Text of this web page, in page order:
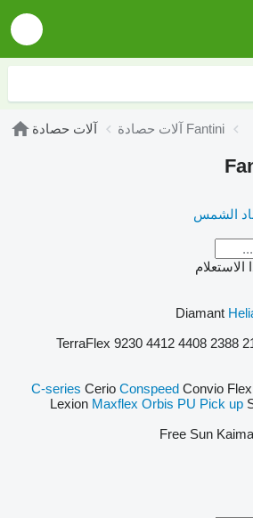
آلات حصادة آلات حصادة Fantini
الشمس
الاستعلام
Diamant
2388
4408
4412
9230
TerraFlex
C-series Cerio Conspeed Convio Flex
Lexion Maxflex Orbis PU Pick up
Free Sun